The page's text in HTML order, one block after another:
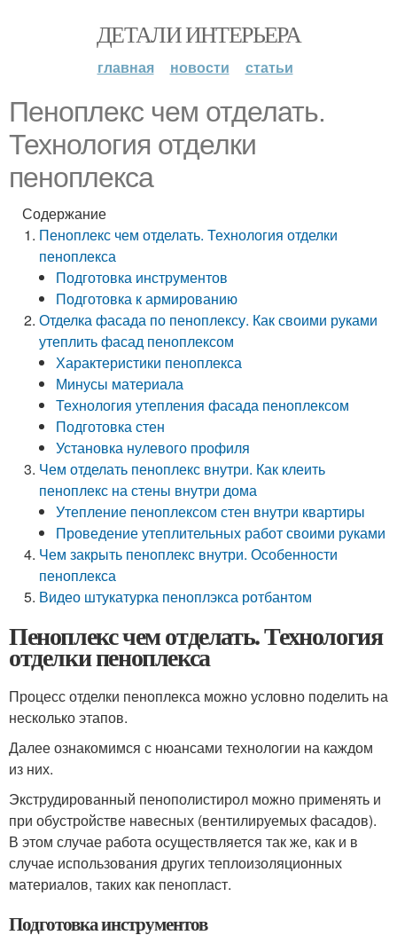
ДЕТАЛИ ИНТЕРЬЕРА
главная новости статьи
Пеноплекс чем отделать.
Технология отделки
пеноплекса
Содержание
Пеноплекс чем отделать. Технология отделки
пеноплекса
Подготовка инструментов
Подготовка к армированию
Отделка фасада по пеноплексу. Как своими руками
утеплить фасад пеноплексом
Характеристики пеноплекса
Минусы материала
Технология утепления фасада пеноплексом
Подготовка стен
Установка нулевого профиля
Чем отделать пеноплекс внутри. Как клеить
пеноплекс на стены внутри дома
Утепление пеноплексом стен внутри квартиры
Проведение утеплительных работ своими руками
Чем закрыть пеноплекс внутри. Особенности
пеноплекса
Видео штукатурка пеноплэкса ротбантом
Пеноплекс чем отделать. Технология
отделки пеноплекса
Процесс отделки пеноплекса можно условно поделить на
несколько этапов.
Далее ознакомимся с нюансами технологии на каждом
из них.
Экструдированный пенополистирол можно применять и
при обустройстве навесных (вентилируемых фасадов).
В этом случае работа осуществляется так же, как и в
случае использования других теплоизоляционных
материалов, таких как пенопласт.
Подготовка инструментов